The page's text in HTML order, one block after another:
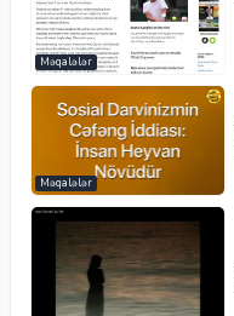
Məqalələr
Məqalələr